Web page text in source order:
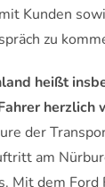
Kunden
zu
heißt
herzlich
der
am
Mit dem Ford